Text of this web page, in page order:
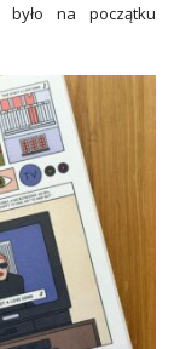
na początku